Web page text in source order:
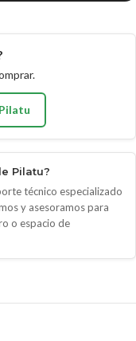
Pilatu?
técnico especializado
y asesoramos para
o espacio de